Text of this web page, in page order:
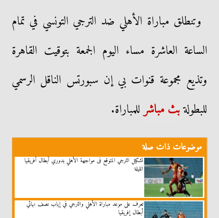
وتنطلق مباراة الأهلي ضد الترجي التونسي في تمام
الساعة العاشرة مساء اليوم الجمعة بتوقيت القاهرة
وتذيع مجموعة قنوات بي إن سبورتس الناقل الرسمي
للبطولةبث مباشرللمباراة.
موضوعات ذات صلة
تشكيل الترجي المتوقع فى مواجهة الأهلي بدوري أبطال أفريقيا
الليلة
تعرف على موعد مباراة الأهلي والترجي في إياب نصف نهائي
أبطال إفريقيا